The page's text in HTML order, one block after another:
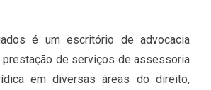
é um escritório de advocacia
de serviços de assessoria
em diversas áreas do direito,